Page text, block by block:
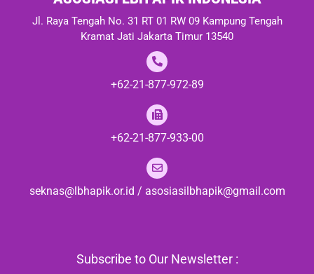
Jl. Raya Tengah No. 31 RT 01 RW 09 Kampung Tengah
Kramat Jati Jakarta Timur 13540
+62-21-877-972-89
+62-21-877-933-00
seknas@lbhapik.or.id / asosiasilbhapik@gmail.com
Subscribe to Our Newsletter :